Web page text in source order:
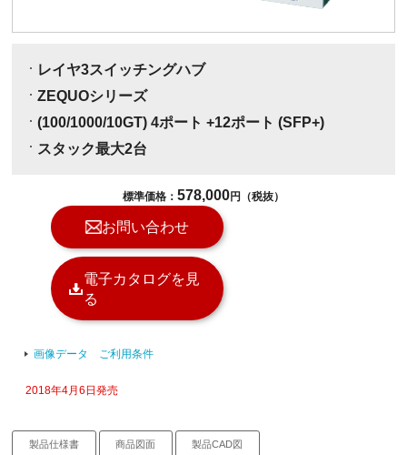
画像データ ご利用条件
レイヤ3スイッチングハブ
ZEQUOシリーズ
(100/1000/10GT) 4ポート +12ポート (SFP+)
スタック最大2台
標準価格： 578,000円（税抜）
お問い合わせ
電子カタログを見
る
2018年4月6日発売
製品仕様書 商品図面 製品CAD図